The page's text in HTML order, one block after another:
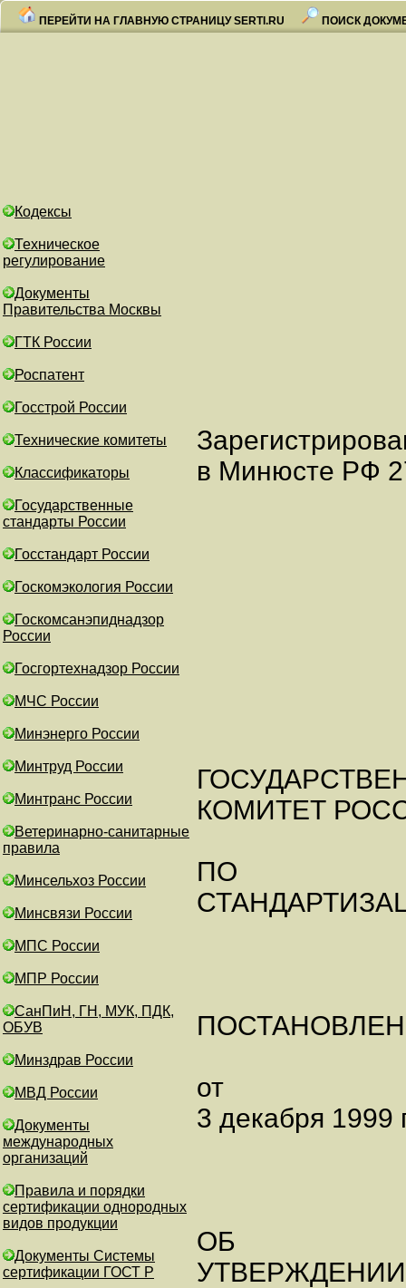
ПЕРЕЙТИ НА ГЛАВНУЮ СТРАНИЦУ SERTI.RU ПОИСК
Кодексы
Техническое
регулирование
Документы
Правительства Москвы
ГТК России
Роспатент
Госстрой России
Технические комитеты
Классификаторы
Государственные
стандарты России
Госстандарт России
Госкомэкология России
Госкомсанэпиднадзор
России
Госгортехнадзор России
МЧС России
Минэнерго России
Минтруд России
Минтранс России
Ветеринарно-санитарные
правила
Минсельхоз России
Минсвязи России
МПС России
МПР России
СанПиН, ГН, МУК, ПДК,
ОБУВ
Минздрав России
МВД России
Документы
международных
организаций
Правила и порядки
сертификации однородных
видов продукции
Документы Системы
сертификации ГОСТ Р
в Минюсте РФ
КОМИТЕТ
ПО
от
3 декабря 1999
ОБ